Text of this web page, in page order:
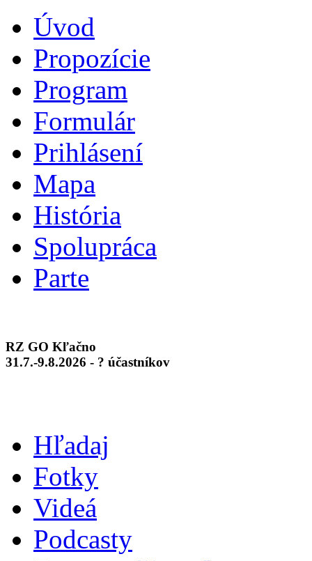
Úvod
Propozície
Program
Formulár
Prihlásení
Mapa
História
Spolupráca
Parte
RZ GO Kľačno
31.7.-9.8.2026 - ? účastníkov
Hľadaj
Fotky
Videá
Podcasty